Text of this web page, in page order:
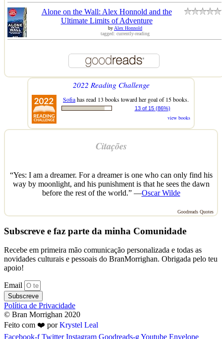
Alone on the Wall: Alex Honnold and the
Ultimate Limits of Adventure
byAlex Honnold
tagged: currently-reading
2022 Reading Challenge
Sofiahas read 13 books toward her goal of 15 books.
13 of 15 (86%)
view books
Citações
“Yes: I am a dreamer. For a dreamer is one who can only find his
way by moonlight, and his punishment is that he sees the dawn
before the rest of the world.” —Oscar Wilde
Goodreads Quotes
Subscreve e faz parte da minha Comunidade
Recebe em primeira mão comunicação personalizada e todas as
novidades culturais e pessoais do BranMorrighan. Obrigada pelo teu
apoio!
Email
Subscreve
Política de Privacidade
© Bran Morrighan 2020
Feito com ❤️ porKrystel Leal
Facebook-f Twitter Instagram Goodreads-gYoutube Envelope